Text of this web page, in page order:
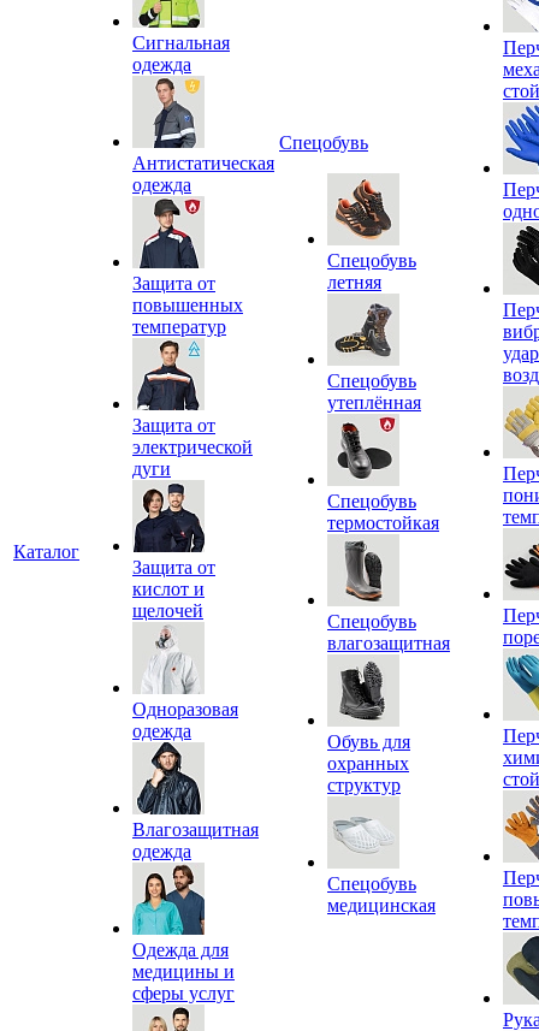
Каталог
Сигнальная
одежда
Антистатическая
одежда
Защита от
повышенных
температур
Защита от
электрической
дуги
Защита от
кислот и
щелочей
Одноразовая
одежда
Влагозащитная
одежда
Одежда для
медицины и
сферы услуг
Спецобувь
Спецобувь
летняя
Спецобувь
утеплённая
Спецобувь
термостойкая
Спецобувь
влагозащитная
Обувь для
охранных
структур
Спецобувь
медицинская